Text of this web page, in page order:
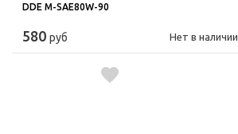
DDE M-SAE80W-90
580 руб Нет в наличии